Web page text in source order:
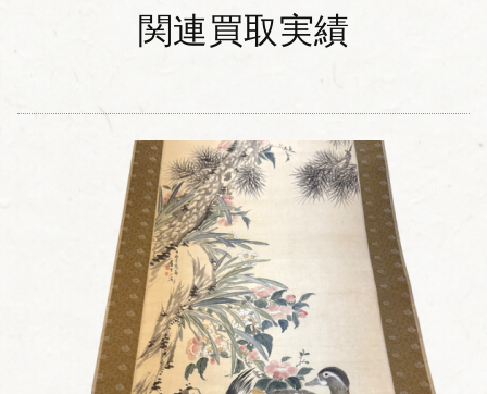
関連買取実績